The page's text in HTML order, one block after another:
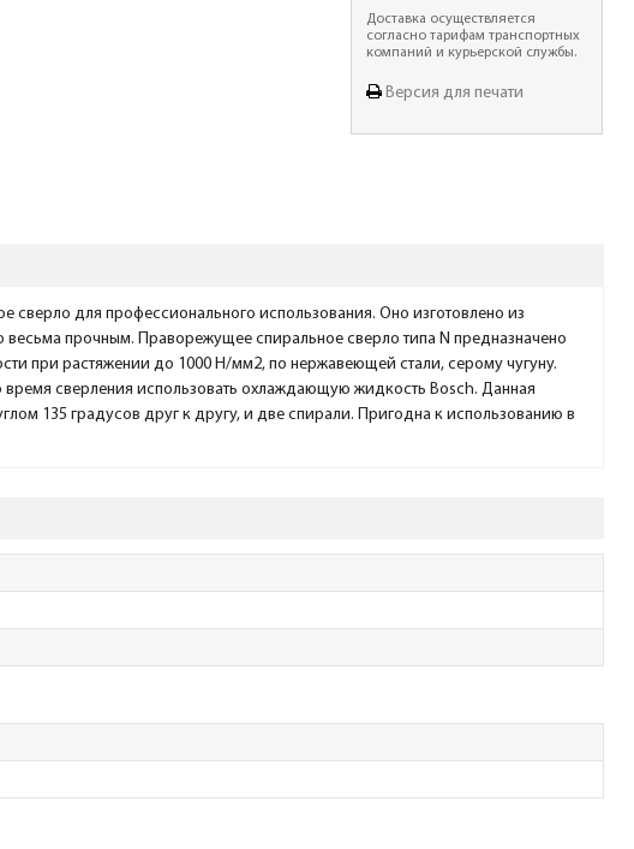
Доставка осуществляется
согласно тарифам транспортных
компаний и курьерской службы.
Версия для печати
сверло для профессионального использования. Оно изготовлено из
весьма прочным. Праворежущее спиральное сверло типа N предназначено
при растяжении до 1000 Н/мм2, по нержавеющей стали, серому чугуну.
сверления использовать охлаждающую жидкость Bosch. Данная
135 градусов друг к другу, и две спирали. Пригодна к использованию в